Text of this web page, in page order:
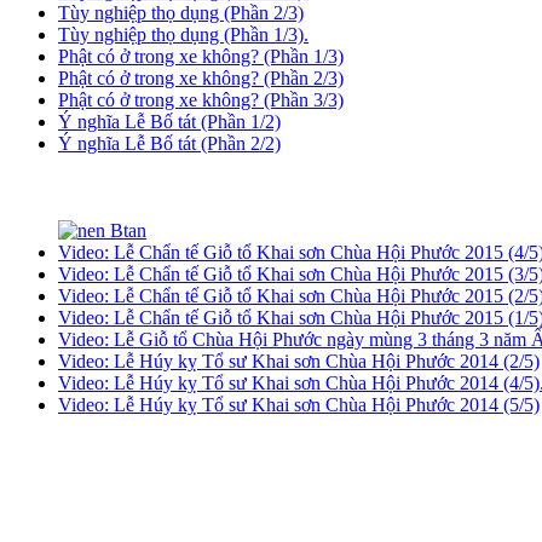
Tùy nghiệp thọ dụng (Phần 2/3)
Tùy nghiệp thọ dụng (Phần 1/3).
Phật có ở trong xe không? (Phần 1/3)
Phật có ở trong xe không? (Phần 2/3)
Phật có ở trong xe không? (Phần 3/3)
Ý nghĩa Lễ Bố tát (Phần 1/2)
Ý nghĩa Lễ Bố tát (Phần 2/2)
Video: Lễ Chẩn tế Giỗ tổ Khai sơn Chùa Hội Phước 2015 (4/
Video: Lễ Chẩn tế Giỗ tổ Khai sơn Chùa Hội Phước 2015 (3/
Video: Lễ Chẩn tế Giỗ tổ Khai sơn Chùa Hội Phước 2015 (2/
Video: Lễ Chẩn tế Giỗ tổ Khai sơn Chùa Hội Phước 2015 (1/
Video: Lễ Giỗ tổ Chùa Hội Phước ngày mùng 3 tháng 3 năm
Video: Lễ Húy kỵ Tổ sư Khai sơn Chùa Hội Phước 2014 (2/5)
Video: Lễ Húy kỵ Tổ sư Khai sơn Chùa Hội Phước 2014 (4/5).
Video: Lễ Húy kỵ Tổ sư Khai sơn Chùa Hội Phước 2014 (5/5)